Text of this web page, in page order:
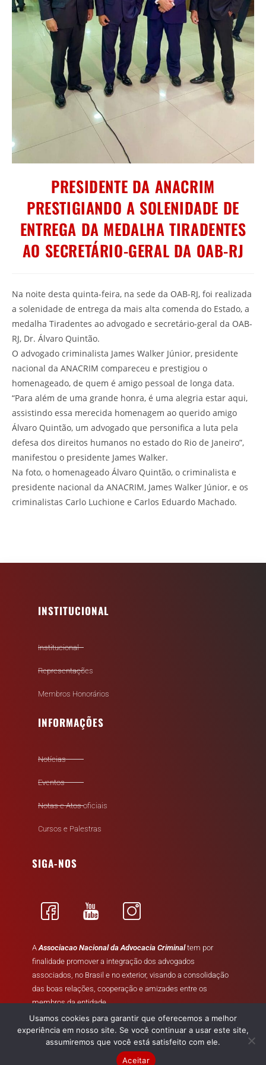
PRESIDENTE DA ANACRIM
PRESTIGIANDO A SOLENIDADE DE
ENTREGA DA MEDALHA TIRADENTES
AO SECRETÁRIO-GERAL DA OAB-RJ
Na noite desta quinta-feira, na sede da OAB-RJ, foi realizada
a solenidade de entrega da mais alta comenda do Estado, a
medalha Tiradentes ao advogado e secretário-geral da OAB-
RJ, Dr. Álvaro Quintão.
O advogado criminalista James Walker Júnior, presidente
nacional da ANACRIM compareceu e prestigiou o
homenageado, de quem é amigo pessoal de longa data.
“Para além de uma grande honra, é uma alegria estar aqui,
assistindo essa merecida homenagem ao querido amigo
Álvaro Quintão, um advogado que personifica a luta pela
defesa dos direitos humanos no estado do Rio de Janeiro”,
manifestou o presidente James Walker.
Na foto, o homenageado Álvaro Quintão, o criminalista e
presidente nacional da ANACRIM, James Walker Júnior, e os
criminalistas Carlo Luchione e Carlos Eduardo Machado.
INSTITUCIONAL
Institucional
Representações
Membros Honorários
INFORMAÇÕES
Notícias
Eventos
Notas e Atos oficiais
Cursos e Palestras
SIGA-NOS
AAssociacao Nacional da Advocacia Criminaltem por
finalidade promover a integração dos advogados
associados, no Brasil e no exterior, visando a consolidação
das boas relações, cooperação e amizades entre os
membros da entidade.
Usamos cookies para garantir que oferecemos a melhor
experiência em nosso site. Se você continuar a usar este site,
assumiremos que você está satisfeito com ele.
Aceitar